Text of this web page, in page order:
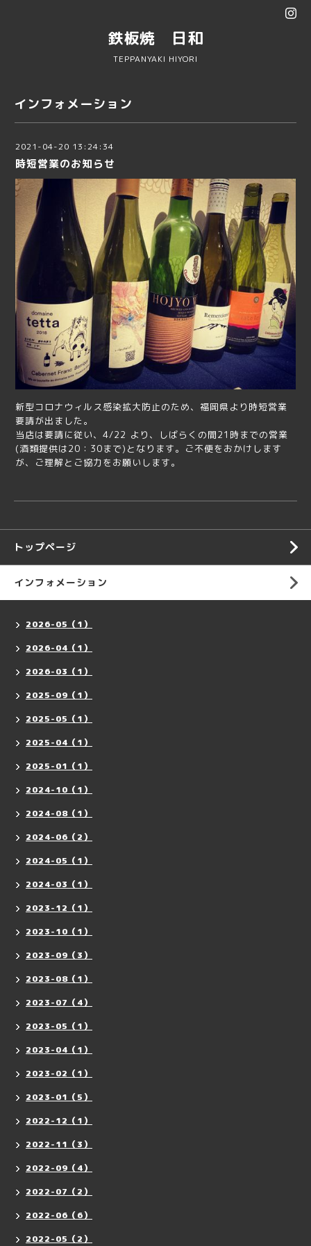
鉄板焼 日和
TEPPANYAKI HIYORI
インフォメーション
2021-04-20 13:24:34
時短営業のお知らせ
新型コロナウィルス感染拡大防止のため、福岡県より時短営業
要請が出ました。
当店は要請に従い、4/22 より、しばらくの間21時までの営業
(酒類提供は20：30まで)となります。ご不便をおかけします
が、ご理解とご協力をお願いします。
トップページ
インフォメーション
2026-05（1）
2026-04（1）
2026-03（1）
2025-09（1）
2025-05（1）
2025-04（1）
2025-01（1）
2024-10（1）
2024-08（1）
2024-06（2）
2024-05（1）
2024-03（1）
2023-12（1）
2023-10（1）
2023-09（3）
2023-08（1）
2023-07（4）
2023-05（1）
2023-04（1）
2023-02（1）
2023-01（5）
2022-12（1）
2022-11（3）
2022-09（4）
2022-07（2）
2022-06（6）
2022-05（2）